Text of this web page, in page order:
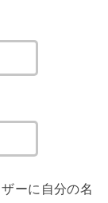
ーに自分の名